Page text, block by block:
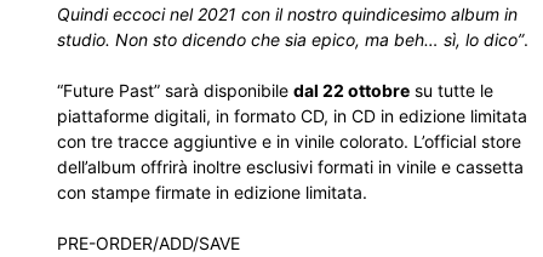
Quindi eccoci nel 2021 con il nostro quindicesimo album in
studio. Non sto dicendo che sia epico, ma beh… sì, lo dico”.
“Future Past” sarà disponibile dal 22 ottobre su tutte le
piattaforme digitali, in formato CD, in CD in edizione limitata
con tre tracce aggiuntive e in vinile colorato. L’official store
dell’album offrirà inoltre esclusivi formati in vinile e cassetta
con stampe firmate in edizione limitata.
PRE-ORDER/ADD/SAVE